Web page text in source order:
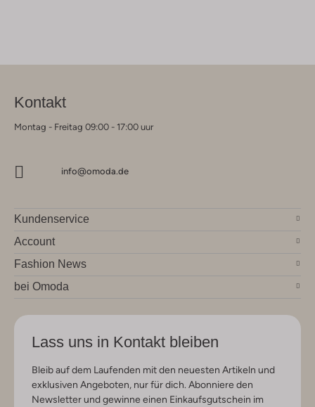
Kontakt
Montag - Freitag 09:00 - 17:00 uur
info@omoda.de
Kundenservice
Account
Fashion News
bei Omoda
Lass uns in Kontakt bleiben
Bleib auf dem Laufenden mit den neuesten Artikeln und
exklusiven Angeboten, nur für dich. Abonniere den
Newsletter und gewinne einen Einkaufsgutschein im